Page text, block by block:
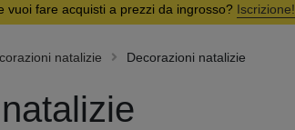
vuoi fare acquisti a prezzi da ingrosso? Iscrizione!
natalizie Decorazioni natalizie